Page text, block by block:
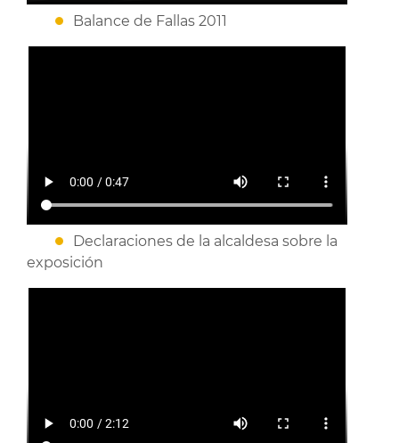
Balance de Fallas 2011
Declaraciones de la alcaldesa sobre la
exposición